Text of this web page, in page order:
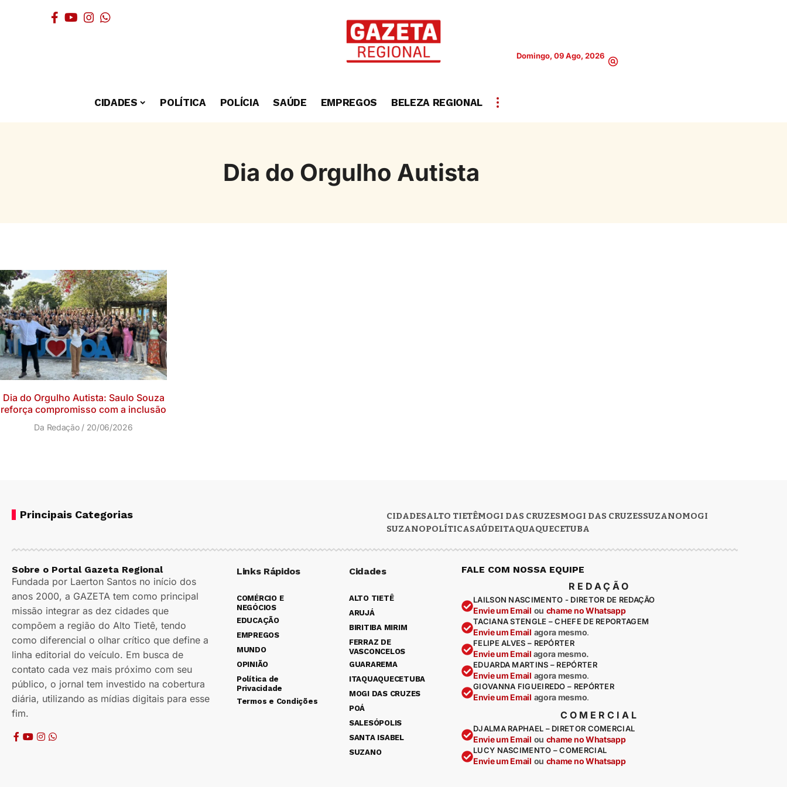
Domingo, 09 Ago, 2026
CIDADES POLÍTICA POLÍCIA SAÚDE EMPREGOS BELEZA REGIONAL
Dia do Orgulho Autista
Dia do Orgulho Autista: Saulo Souza
reforça compromisso com a inclusão
Da Redação 20/06/2026
Principais Categorias CIDADESALTO TIETÊMOGI DAS CRUZESMOGI DAS CRUZESSUZANOMOGI
SUZANOPOLÍTICASAÚDEITAQUAQUECETUBA
Sobre o Portal Gazeta Regional
Fundada por Laerton Santos no início dos
anos 2000, a GAZETA tem como principal
missão integrar as dez cidades que
compõem a região do Alto Tietê, tendo
como diferencial o olhar crítico que define a
linha editorial do veículo. Em busca de
contato cada vez mais próximo com seu
público, o jornal tem investido na cobertura
diária, utilizando as mídias digitais para esse
fim.
Links Rápidos
COMÉRCIO E
NEGÓCIOS
EDUCAÇÃO
EMPREGOS
MUNDO
OPINIÃO
Política de
Privacidade
Termos e Condições
Cidades
ALTO TIETÊ
ARUJÁ
BIRITIBA MIRIM
FERRAZ DE
VASCONCELOS
GUARAREMA
ITAQUAQUECETUBA
MOGI DAS CRUZES
POÁ
SALESÓPOLIS
SANTA ISABEL
SUZANO
FALE COM NOSSA EQUIPE
REDAÇÃO
LAILSON NASCIMENTO - DIRETOR DE REDAÇÃO
Envie um Email ou chame no Whatsapp
TACIANA STENGLE – CHEFE DE REPORTAGEM
Envie um Email agora mesmo.
FELIPE ALVES – REPÓRTER
Envie um Email agora mesmo.
EDUARDA MARTINS – REPÓRTER
Envie um Email agora mesmo.
GIOVANNA FIGUEIREDO – REPÓRTER
Envie um Email agora mesmo.
COMERCIAL
DJALMA RAPHAEL – DIRETOR COMERCIAL
Envie um Email ou chame no Whatsapp
LUCY NASCIMENTO – COMERCIAL
Envie um Email ou chame no Whatsapp